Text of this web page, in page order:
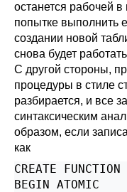
останется рабочей
попытке выполнить
создании новой
снова будет
С другой стороны,
процедуры в стиле
разбирается, и все
синтаксическим
образом, если
как
CREATE
BEGIN ATOMIC